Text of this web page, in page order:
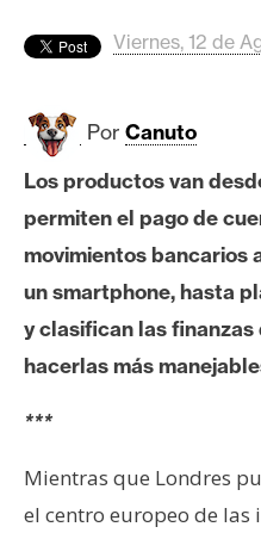
o
r
a
d
o
s
B
o
i
Viernes, 12 de
Por Canuto
Los productos van
permiten el pago de
movimientos bancarios
un smartphone, hasta
y clasifican las finanzas
hacerlas más
***
Mientras que Londres
el centro europeo de las